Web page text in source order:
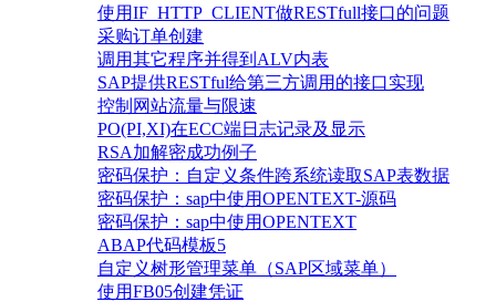
使用IF_HTTP_CLIENT做RESTfull接口的问题
采购订单创建
调用其它程序并得到ALV内表
SAP提供RESTful给第三方调用的接口实现
控制网站流量与限速
PO(PI,XI)在ECC端日志记录及显示
RSA加解密成功例子
密码保护：自定义条件跨系统读取SAP表数据
密码保护：sap中使用OPENTEXT-源码
密码保护：sap中使用OPENTEXT
ABAP代码模板5
自定义树形管理菜单（SAP区域菜单）
使用FB05创建凭证